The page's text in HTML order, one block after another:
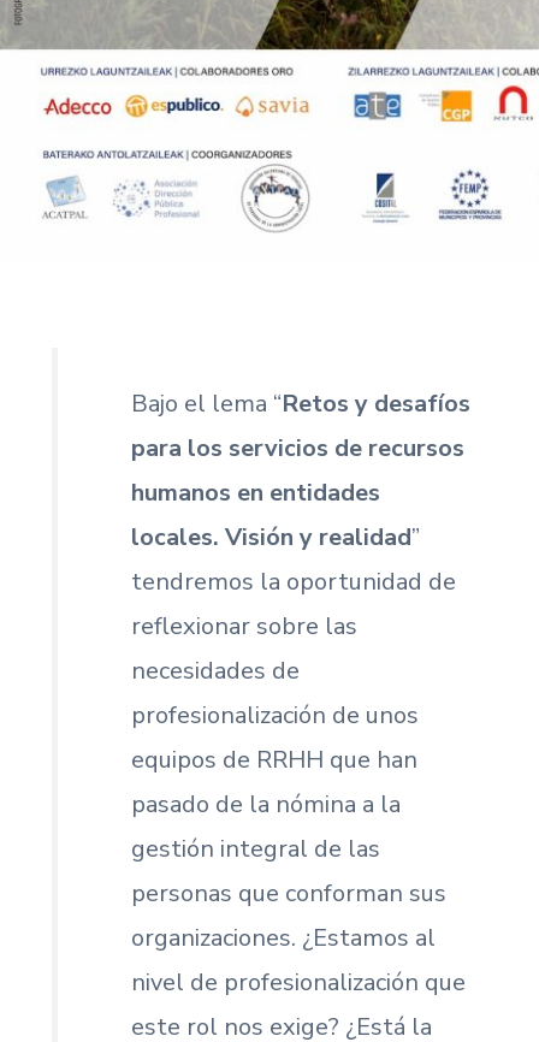
Bajo el lema “Retos y desafíos
para los servicios de recursos
humanos en entidades
locales. Visión y realidad”
tendremos la oportunidad de
reflexionar sobre las
necesidades de
profesionalización de unos
equipos de RRHH que han
pasado de la nómina a la
gestión integral de las
personas que conforman sus
organizaciones. ¿Estamos al
nivel de profesionalización que
este rol nos exige? ¿Está la